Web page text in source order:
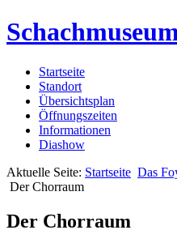
Startseite
Standort
Übersichtsplan
Öffnungszeiten
Informationen
Diashow
Aktuelle Seite: Startseite Das
Der Chorraum
Der Chorraum